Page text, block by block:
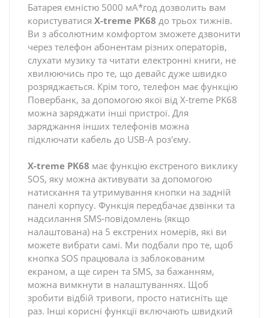
Батарея ємністю 5000 мА*год дозволить вам
користуватися X-treme PK68 до трьох тижнів.
Ви з абсолютним комфортом зможете дзвонити
через телефон абонентам різних операторів,
слухати музику та читати електронні книги, не
хвилюючись про те, що девайс дуже швидко
розряджається. Крім того, телефон має функцію
Повербанк, за допомогою якої від X-treme PK68
можна заряджати інші пристрої. Для
заряджання інших телефонів можна
підключати кабель до USB-A роз'єму.
X-treme PK68 має функцію екстреного виклику
SOS, яку можна активувати за допомогою
натискання та утримування кнопки на задній
панелі корпусу. Функція передбачає дзвінки та
надсилання SMS-повідомлень (якщо
налаштована) на 5 екстрених номерів, які ви
можете вибрати самі. Ми подбали про те, щоб
кнопка SOS працювала із заблокованим
екраном, а ще сирен та SMS, за бажанням,
можна вимкнути в налаштуваннях. Щоб
зробити відбій тривоги, просто натисніть ще
раз. Інші корисні функції включають швидкий